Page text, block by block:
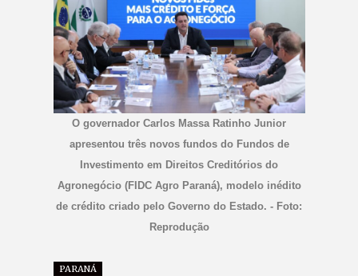
O governador Carlos Massa Ratinho Junior
apresentou três novos fundos do Fundos de
Investimento em Direitos Creditórios do
Agronegócio (FIDC Agro Paraná), modelo inédito
de crédito criado pelo Governo do Estado. - Foto:
Reprodução
PARANÁ